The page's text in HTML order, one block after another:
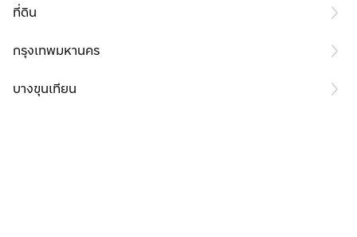
ที่ดิน
กรุงเทพมหานคร
บางขุนเทียน